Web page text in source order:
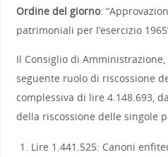
Ordine del giorno:
patrimoniali per l’esercizio
Il Consiglio di
seguente ruolo di riscossione
complessiva di lire 4.148.693,
della riscossione delle singole
Lire 1.441.525: Canoni